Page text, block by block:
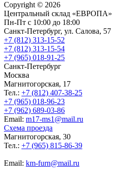
Copyright © 2026
Центральный склад «ЕВРОПА»
Пн-Пт с 10:00 до 18:00
Санкт-Петербург, ул. Салова, 57
+7 (812) 313-15-52
+7 (812) 313-15-54
+7 (965) 018-91-25
Санкт-Петербург
Москва
Магнитогорская, 17
Тел.: +7 (812) 407-38-25
+7 (965) 018-96-23
+7 (962) 689-03-86
Еmail: m17-ms1@mail.ru
Схема проезда
Магнитогорская, 30
Тел.: +7 (965) 815-86-39
Еmail: km-furn@mail.ru